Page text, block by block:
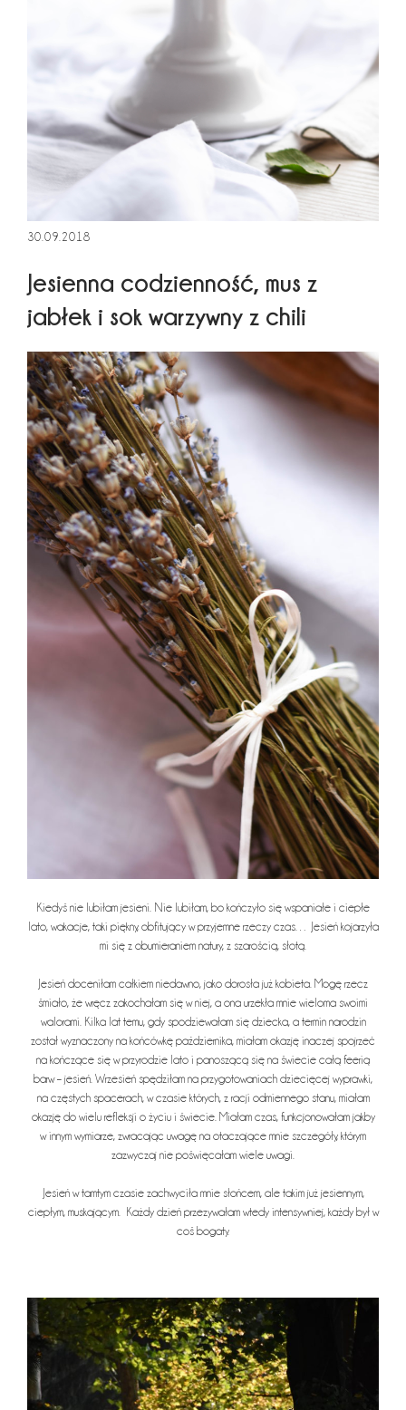
30.09.2018
Jesienna codzienność, mus z
jabłek i sok warzywny z chili
Kiedyś nie lubiłam jesieni. Nie lubiłam, bo kończyło się wspaniałe i ciepłe
lato, wakacje, taki piękny, obfitujący w przyjemne rzeczy czas… Jesień kojarzyła
mi się z obumieraniem natury, z szarością, słotą.
Jesień doceniłam całkiem niedawno, jako dorosła już kobieta. Mogę rzecz
śmiało, że wręcz zakochałam się w niej, a ona urzekła mnie wieloma swoimi
walorami. Kilka lat temu, gdy spodziewałam się dziecka, a termin narodzin
został wyznaczony na końcówkę października, miałam okazję inaczej spojrzeć
na kończące się w przyrodzie lato i panoszącą się na świecie całą feerią
barw – jesień. Wrzesień spędziłam na przygotowaniach dziecięcej wyprawki,
na częstych spacerach, w czasie których, z racji odmiennego stanu, miałam
okazję do wielu refleksji o życiu i świecie. Miałam czas, funkcjonowałam jakby
w innym wymiarze, zwracając uwagę na otaczające mnie szczegóły, którym
zazwyczaj nie poświęcałam wiele uwagi.
Jesień w tamtym czasie zachwyciła mnie słońcem, ale takim już jesiennym,
ciepłym, muskającym. Każdy dzień przezywałam wtedy intensywniej, każdy był w
coś bogaty.